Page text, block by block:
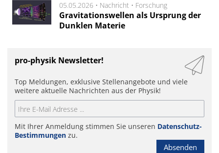
05.05.2026 • Nachricht • Forschung
Gravitationswellen als Ursprung der
Dunklen Materie
pro-physik Newsletter!
Top Meldungen, exklusive Stellenangebote und viele
weitere aktuelle Nachrichten aus der Physik!
Mit Ihrer Anmeldung stimmen Sie unseren Datenschutz-
Bestimmungen zu.
Absenden